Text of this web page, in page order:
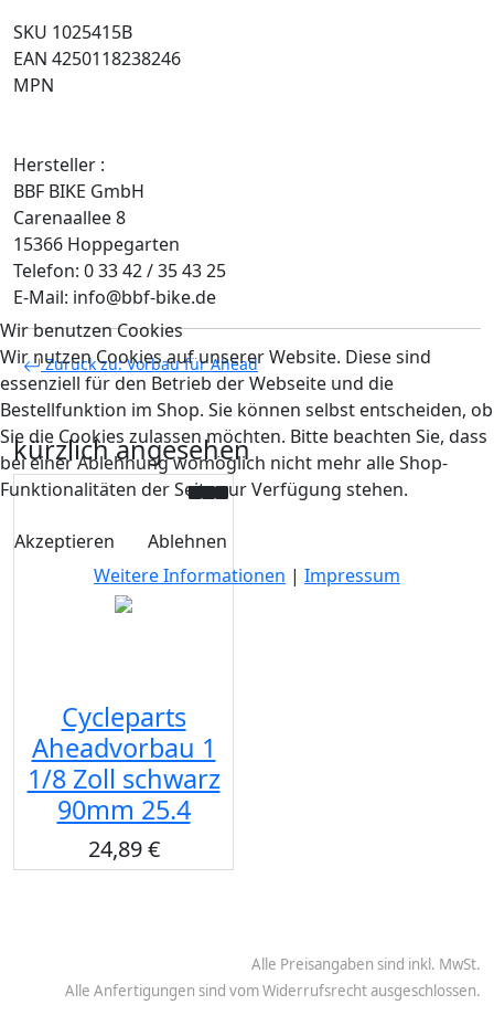
SKU 1025415B
EAN 4250118238246
MPN
Hersteller :
BBF BIKE GmbH
Carenaallee 8
15366 Hoppegarten
Telefon: 0 33 42 / 35 43 25
E-Mail: info@bbf-bike.de
Zurück zu: Vorbau für Ahead
kürzlich angesehen
Cycleparts
Aheadvorbau 1
1/8 Zoll schwarz
90mm 25.4
24,89 €
Alle Preisangaben sind inkl. MwSt.
Alle Anfertigungen sind vom Widerrufsrecht ausgeschlossen.
Wir benutzen Cookies
Wir nutzen Cookies auf unserer Website. Diese sind
essenziell für den Betrieb der Webseite und die
Bestellfunktion im Shop. Sie können selbst entscheiden, ob
Sie die Cookies zulassen möchten. Bitte beachten Sie, dass
bei einer Ablehnung womöglich nicht mehr alle Shop-
Funktionalitäten der Seite zur Verfügung stehen.
Akzeptieren
Ablehnen
Weitere Informationen | Impressum